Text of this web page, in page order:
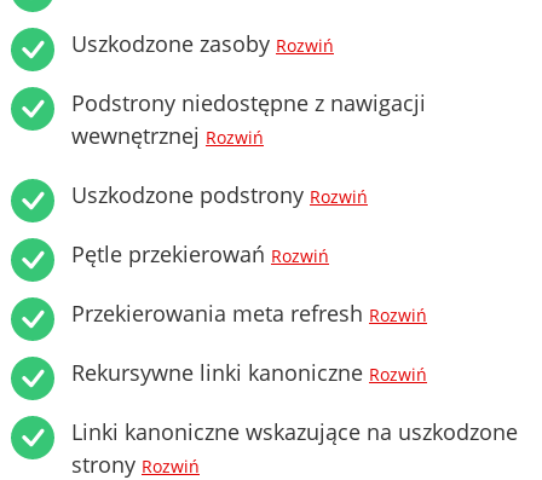
Uszkodzone zasoby Rozwiń
Podstrony niedostępne z nawigacji
wewnętrznej Rozwiń
Uszkodzone podstrony Rozwiń
Pętle przekierowań Rozwiń
Przekierowania meta refresh Rozwiń
Rekursywne linki kanoniczne Rozwiń
Linki kanoniczne wskazujące na uszkodzone
strony Rozwiń